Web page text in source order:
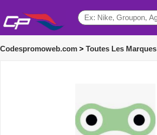
Codespromoweb.com > Toutes Les Marques